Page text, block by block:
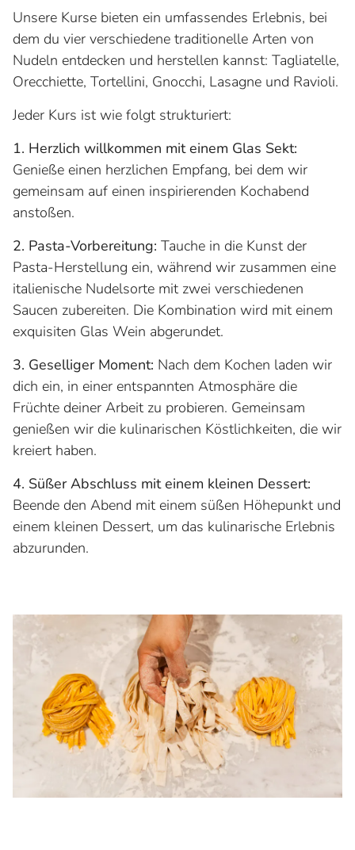
Unsere Kurse bieten ein umfassendes Erlebnis, bei
dem du vier verschiedene traditionelle Arten von
Nudeln entdecken und herstellen kannst: Tagliatelle,
Orecchiette, Tortellini, Gnocchi, Lasagne und Ravioli.
Jeder Kurs ist wie folgt strukturiert:
1. Herzlich willkommen mit einem Glas Sekt:
Genieße einen herzlichen Empfang, bei dem wir
gemeinsam auf einen inspirierenden Kochabend
anstoßen.
2. Pasta-Vorbereitung: Tauche in die Kunst der
Pasta-Herstellung ein, während wir zusammen eine
italienische Nudelsorte mit zwei verschiedenen
Saucen zubereiten. Die Kombination wird mit einem
exquisiten Glas Wein abgerundet.
3. Geselliger Moment: Nach dem Kochen laden wir
dich ein, in einer entspannten Atmosphäre die
Früchte deiner Arbeit zu probieren. Gemeinsam
genießen wir die kulinarischen Köstlichkeiten, die wir
kreiert haben.
4. Süßer Abschluss mit einem kleinen Dessert:
Beende den Abend mit einem süßen Höhepunkt und
einem kleinen Dessert, um das kulinarische Erlebnis
abzurunden.